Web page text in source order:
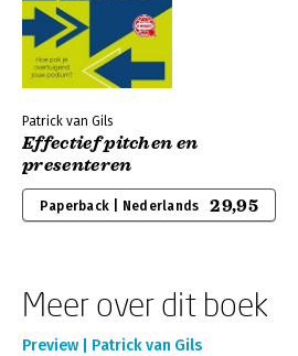
Patrick van Gils
Effectief pitchen en
presenteren
Paperback | Nederlands 29,95
Meer over dit boek
Preview | Patrick van Gils